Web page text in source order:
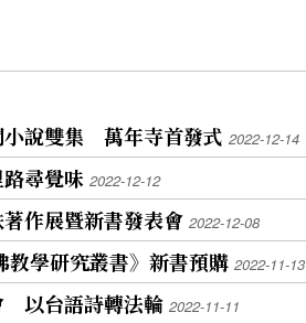
小說雙集 萬年寺首發式 2022-12-14
尋覺味 2022-12-12
作展暨新書發表會 2022-12-08
學研究叢書》新書預購 2022-11-13
以台語詩轉法輪 2022-11-11